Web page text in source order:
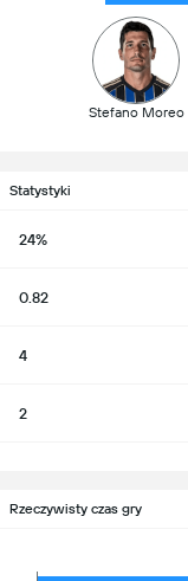
Stefano Moreo
Statystyki
24%
0.82
4
2
Rzeczywisty czas gry